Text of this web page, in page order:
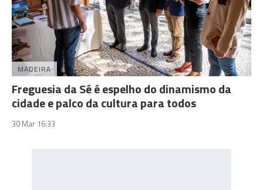
MADEIRA
Freguesia da Sé é espelho do dinamismo da
cidade e palco da cultura para todos
30 Mar 16:33